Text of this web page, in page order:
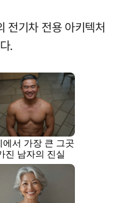
전기차 전용 아키텍처
.